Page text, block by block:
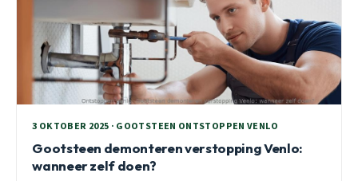
3 OKTOBER 2025 · GOOTSTEEN ONTSTOPPEN VENLO
Gootsteen demonteren verstopping Venlo:
wanneer zelf doen?